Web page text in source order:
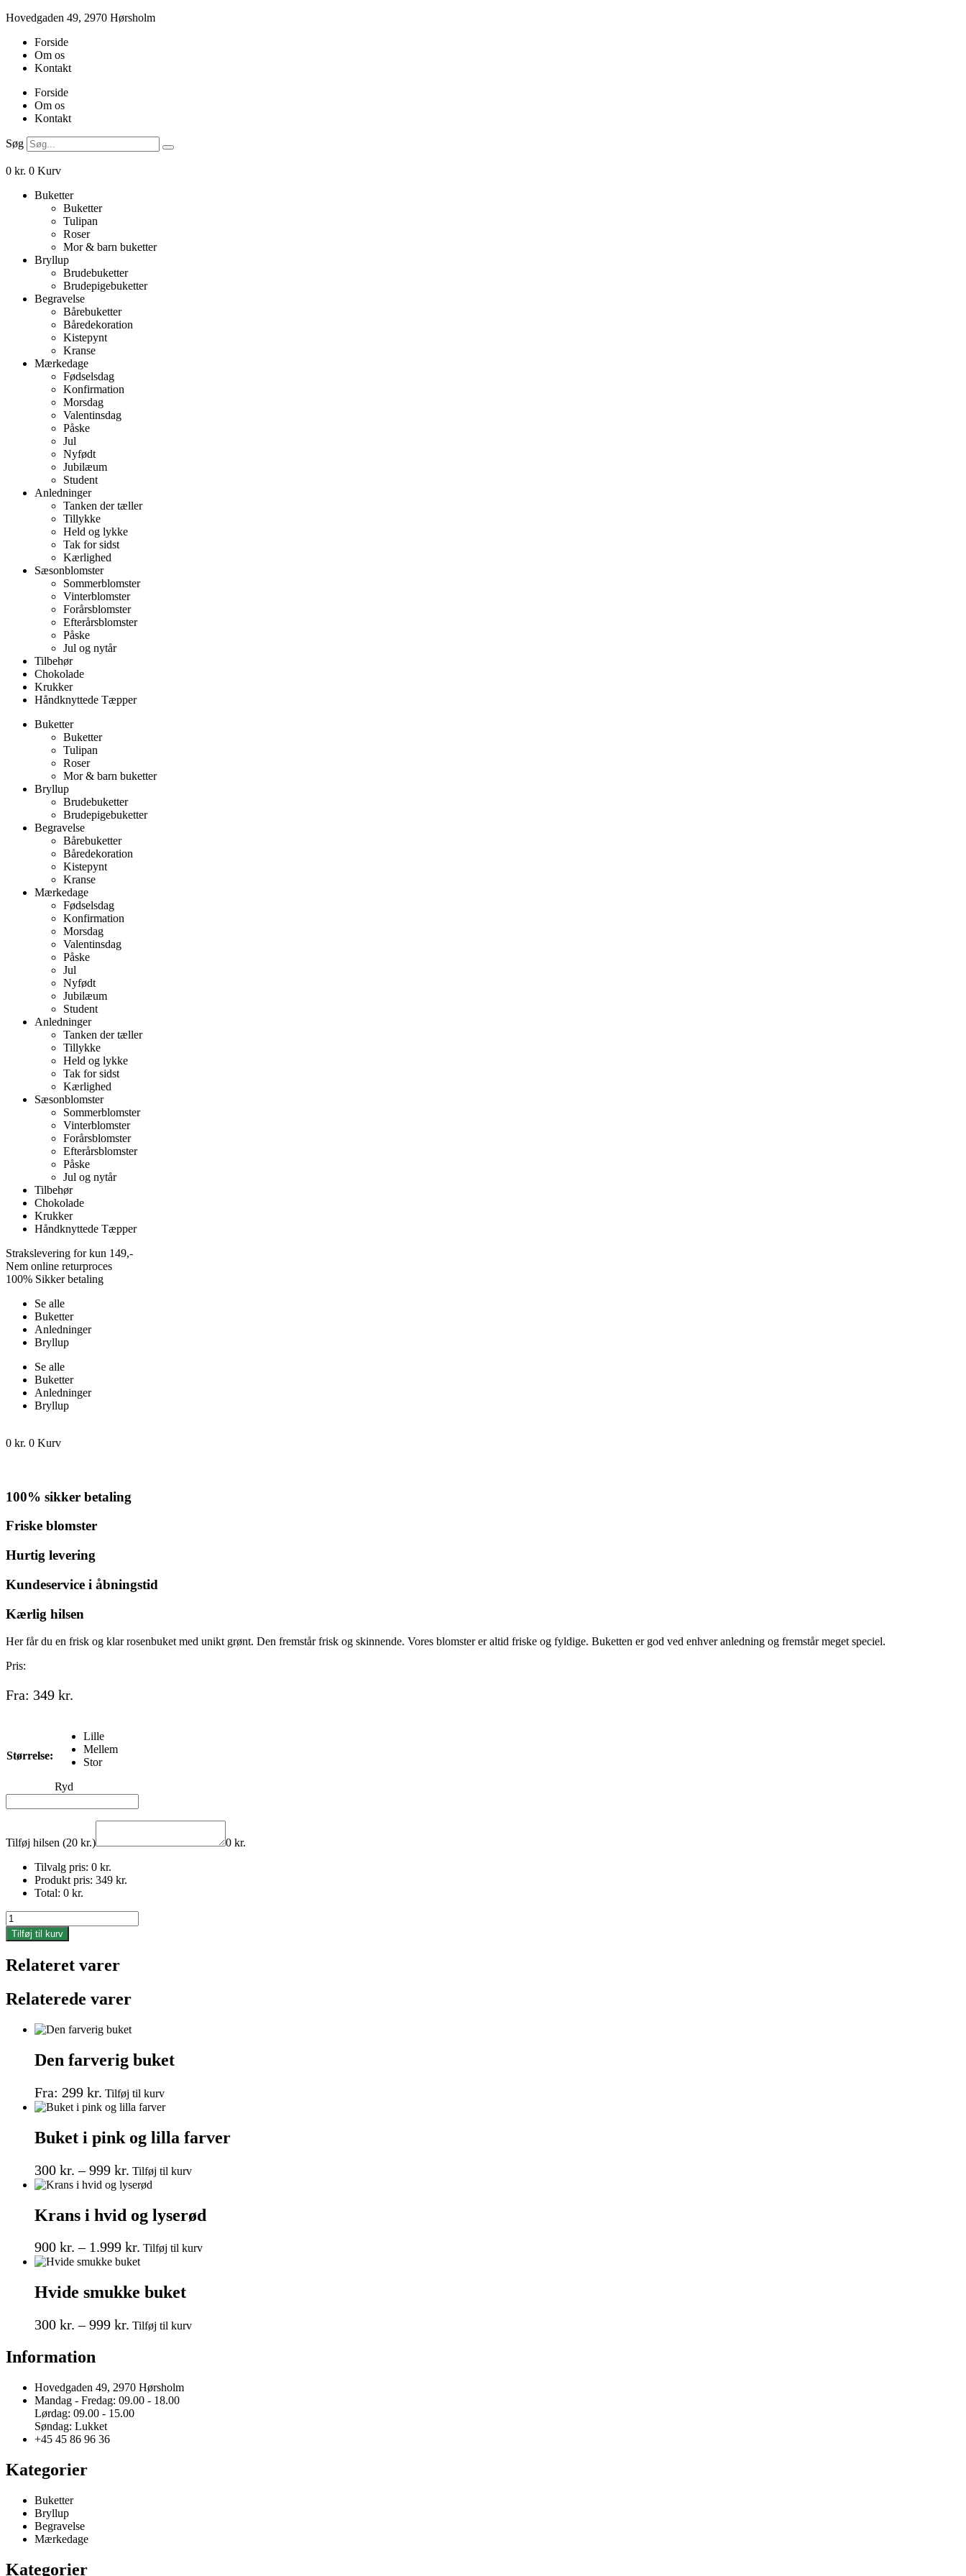
Videre
indhold
Hovedgaden 49, 2970 Hørsholm
Forside
Om os
Kontakt
Forside
Om os
Kontakt
Søg
0 kr. 0 Kurv
Buketter
Buketter
Tulipan
Roser
Mor & barn buketter
Bryllup
Brudebuketter
Brudepigebuketter
Begravelse
Bårebuketter
Båredekoration
Kistepynt
Kranse
Mærkedage
Fødselsdag
Konfirmation
Morsdag
Valentinsdag
Påske
Jul
Nyfødt
Jubilæum
Student
Anledninger
Tanken der tæller
Tillykke
Held og lykke
Tak for sidst
Kærlighed
Sæsonblomster
Sommerblomster
Vinterblomster
Forårsblomster
Efterårsblomster
Påske
Jul og nytår
Tilbehør
Chokolade
Krukker
Håndknyttede Tæpper
Buketter
Buketter
Tulipan
Roser
Mor & barn buketter
Bryllup
Brudebuketter
Brudepigebuketter
Begravelse
Bårebuketter
Båredekoration
Kistepynt
Kranse
Mærkedage
Fødselsdag
Konfirmation
Morsdag
Valentinsdag
Påske
Jul
Nyfødt
Jubilæum
Student
Anledninger
Tanken der tæller
Tillykke
Held og lykke
Tak for sidst
Kærlighed
Sæsonblomster
Sommerblomster
Vinterblomster
Forårsblomster
Efterårsblomster
Påske
Jul og nytår
Tilbehør
Chokolade
Krukker
Håndknyttede Tæpper
Strakslevering for kun 149,-
Nem online returproces
100% Sikker betaling
Se alle
Buketter
Anledninger
Bryllup
Se alle
Buketter
Anledninger
Bryllup
0 kr. 0 Kurv
100% sikker betaling
Friske blomster
Hurtig levering
Kundeservice i åbningstid
Kærlig hilsen
Her får du en frisk og klar rosenbuket med unikt grønt. Den fremstår frisk og skinnende. Vores blomster er altid friske og fyldige. Buketten er god ved enhver anledning og fremstår meget speciel.
Pris:
Fra: 349 kr.
Størrelse:
Lille
Mellem
Stor
Ryd
Tilføj hilsen (20 kr.) 0 kr.
Tilvalg pris: 0 kr.
Produkt pris: 349 kr.
Total: 0 kr.
Kærlig
hilsen
antal
Tilføj til kurv
Relateret varer
Relaterede varer
Den farverig buket
Fra: 299 kr. Tilføj til kurvDette
vare
flere
varianter.
kan
varesiden
Buket i pink og lilla farver
300 kr. – 999 kr. Prisinterval:
300 kr.
999 kr.
Tilføj til kurvDette
flere
varianter.
kan
Krans i hvid og lyserød
900 kr. – 1.999 kr. Prisinterval:
900 kr.
1.999 kr.
Tilføj til kurvDette
Hvide smukke buket
300 kr. – 999 kr. Prisinterval:
Tilføj til kurvDette
Information
Hovedgaden 49, 2970 Hørsholm
Mandag - Fredag: 09.00 - 18.00
Lørdag: 09.00 - 15.00
Søndag: Lukket
+45 45 86 96 36
Kategorier
Buketter
Bryllup
Begravelse
Mærkedage
Kategorier